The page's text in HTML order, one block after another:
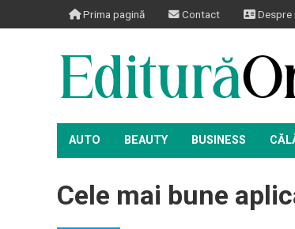
Prima pagină Contact Despre
AUTO BEAUTY BUSINESS
Cele mai bune